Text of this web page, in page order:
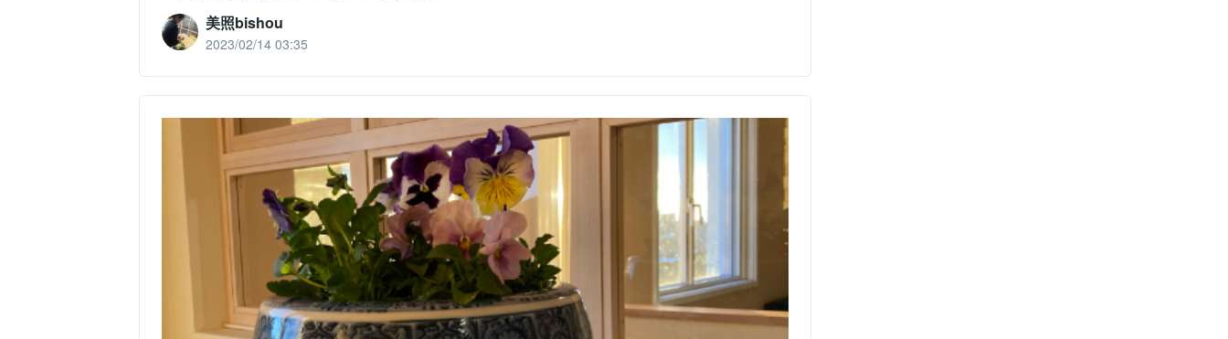
美照bishou
2023/02/14 03:35